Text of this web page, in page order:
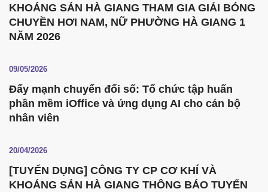
KHOÁNG SẢN HÀ GIANG THAM GIA GIẢI BÓNG
CHUYỀN HƠI NAM, NỮ PHƯỜNG HÀ GIANG 1
NĂM 2026
09/05/2026
Đẩy mạnh chuyển đổi số: Tổ chức tập huấn
phần mềm iOffice và ứng dụng AI cho cán bộ
nhân viên
20/04/2026
[TUYỂN DỤNG] CÔNG TY CP CƠ KHÍ VÀ
KHOÁNG SẢN HÀ GIANG THÔNG BÁO TUYỂN